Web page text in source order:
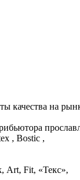
качества на
, Bostic ,
Art, Fit, «Текс»,